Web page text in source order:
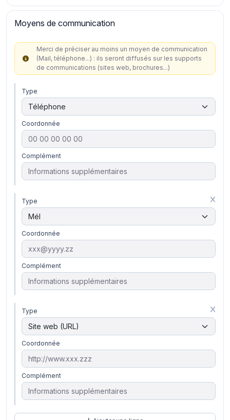
Moyens de communication
Merci de préciser au moins un moyen de communication
(Mail, téléphone...) : ils seront diffusés sur les supports
de communications (sites web, brochures...)
Type
Coordonnée
Complément
Type
Coordonnée
Complément
Type
Coordonnée
Complément